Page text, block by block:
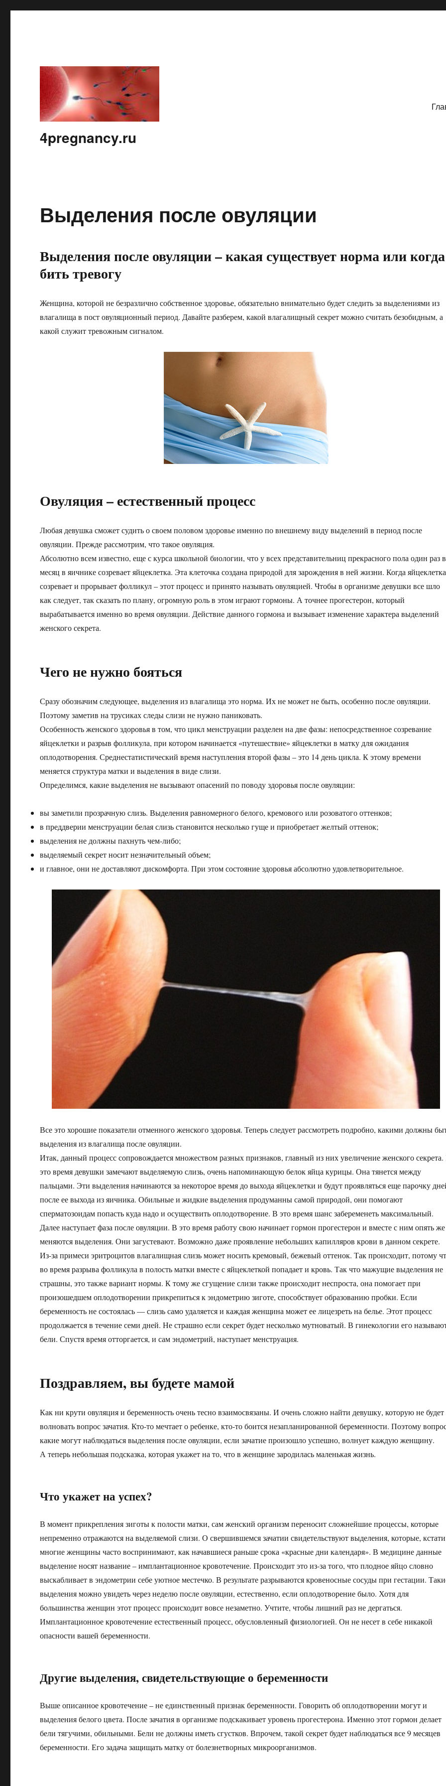
4pregnancy.ru
Выделения после овуляции
Выделения после овуляции – какая существует норма или когда
бить тревогу
Женщина, которой не безразлично собственное здоровье, обязательно внимательно будет следить за выделениями из
влагалища в пост овуляционный период. Давайте разберем, какой влагалищный секрет можно считать безобидным, а
какой служит тревожным сигналом.
Овуляция – естественный процесс
Любая девушка сможет судить о своем половом здоровье именно по внешнему виду выделений в период после
овуляции. Прежде рассмотрим, что такое овуляция.
Абсолютно всем известно, еще с курса школьной биологии, что у всех представительниц прекрасного пола один раз в
месяц в яичнике созревает яйцеклетка. Эта клеточка создана природой для зарождения в ней жизни. Когда
созревает и прорывает фолликул – этот процесс и принято называть овуляцией. Чтобы в организме девушки все шло
как следует, так сказать по плану, огромную роль в этом играют гормоны. А точнее прогестерон, который
вырабатывается именно во время овуляции. Действие данного гормона и вызывает изменение характера выделений
женского секрета.
Чего не нужно бояться
Сразу обозначим следующее, выделения из влагалища это норма. Их не может не быть, особенно после овуляции.
Поэтому заметив на трусиках следы слизи не нужно паниковать.
Особенность женского здоровья в том, что цикл менструации разделен на две фазы: непосредственное созревание
яйцеклетки и разрыв фолликула, при котором начинается «путешествие» яйцеклетки в матку для ожидания
оплодотворения. Среднестатистический время наступления второй фазы – это 14 день цикла. К этому времени
меняется структура матки и выделения в виде слизи.
Определимся, какие выделения не вызывают опасений по поводу здоровья после овуляции:
вы заметили прозрачную слизь. Выделения равномерного белого, кремового или розоватого оттенков;
в преддверии менструации белая слизь становится несколько гуще и приобретает желтый оттенок;
выделения не должны пахнуть чем-либо;
выделяемый секрет носит незначительный объем;
и главное, они не доставляют дискомфорта. При этом состояние здоровья абсолютно удовлетворительное.
Все это хорошие показатели отменного женского здоровья. Теперь следует рассмотреть подробно, какими должны
выделения из влагалища после овуляции.
Итак, данный процесс сопровождается множеством разных признаков, главный из них увеличение женского
это время девушки замечают выделяемую слизь, очень напоминающую белок яйца курицы. Она тянется между
пальцами. Эти выделения начинаются за некоторое время до выхода яйцеклетки и будут проявляться еще парочку
после ее выхода из яичника. Обильные и жидкие выделения продуманны самой природой, они помогают
сперматозоидам попасть куда надо и осуществить оплодотворение. В это время шанс забеременеть максимальный.
Далее наступает фаза после овуляции. В это время работу свою начинает гормон прогестерон и вместе с ним опять же
меняются выделения. Они загустевают. Возможно даже проявление небольших капилляров крови в данном секрете.
Из-за примеси эритроцитов влагалищная слизь может носить кремовый, бежевый оттенок. Так происходит, потому
во время разрыва фолликула в полость матки вместе с яйцеклеткой попадает и кровь. Так что мажущие выделения не
страшны, это также вариант нормы. К тому же сгущение слизи также происходит неспроста, она помогает при
произошедшем оплодотворении прикрепиться к эндометрию зиготе, способствует образованию пробки. Если
беременность не состоялась — слизь само удаляется и каждая женщина может ее лицезреть на белье. Этот процесс
продолжается в течение семи дней. Не страшно если секрет будет несколько мутноватый. В гинекологии его
бели. Спустя время отторгается, и сам эндометрий, наступает менструация.
Поздравляем, вы будете мамой
Как ни крути овуляция и беременность очень тесно взаимосвязаны. И очень сложно найти девушку, которую не будет
волновать вопрос зачатия. Кто-то мечтает о ребенке, кто-то боится незапланированной беременности. Поэтому
какие могут наблюдаться выделения после овуляции, если зачатие произошло успешно, волнует каждую женщину.
А теперь небольшая подсказка, которая укажет на то, что в женщине зародилась маленькая жизнь.
Что укажет на успех?
В момент прикрепления зиготы к полости матки, сам женский организм переносит сложнейшие процессы, которые
непременно отражаются на выделяемой слизи. О свершившемся зачатии свидетельствуют выделения, которые,
многие женщины часто воспринимают, как начавшиеся раньше срока «красные дни календаря». В медицине данные
выделение носят название – имплантационное кровотечение. Происходит это из-за того, что плодное яйцо словно
выскабливает в эндометрии себе уютное местечко. В результате разрываются кровеносные сосуды при гестации.
выделения можно увидеть через неделю после овуляции, естественно, если оплодотворение было. Хотя для
большинства женщин этот процесс происходит вовсе незаметно. Учтите, чтобы лишний раз не дергаться.
Имплантационное кровотечение естественный процесс, обусловленный физиологией. Он не несет в себе никакой
опасности вашей беременности.
Другие выделения, свидетельствующие о беременности
Выше описанное кровотечение – не единственный признак беременности. Говорить об оплодотворении могут и
выделения белого цвета. После зачатия в организме подскакивает уровень прогестерона. Именно этот гормон делает
бели тягучими, обильными. Бели не должны иметь сгустков. Впрочем, такой секрет будет наблюдаться все 9 месяцев
беременности. Его задача защищать матку от болезнетворных микроорганизмов.